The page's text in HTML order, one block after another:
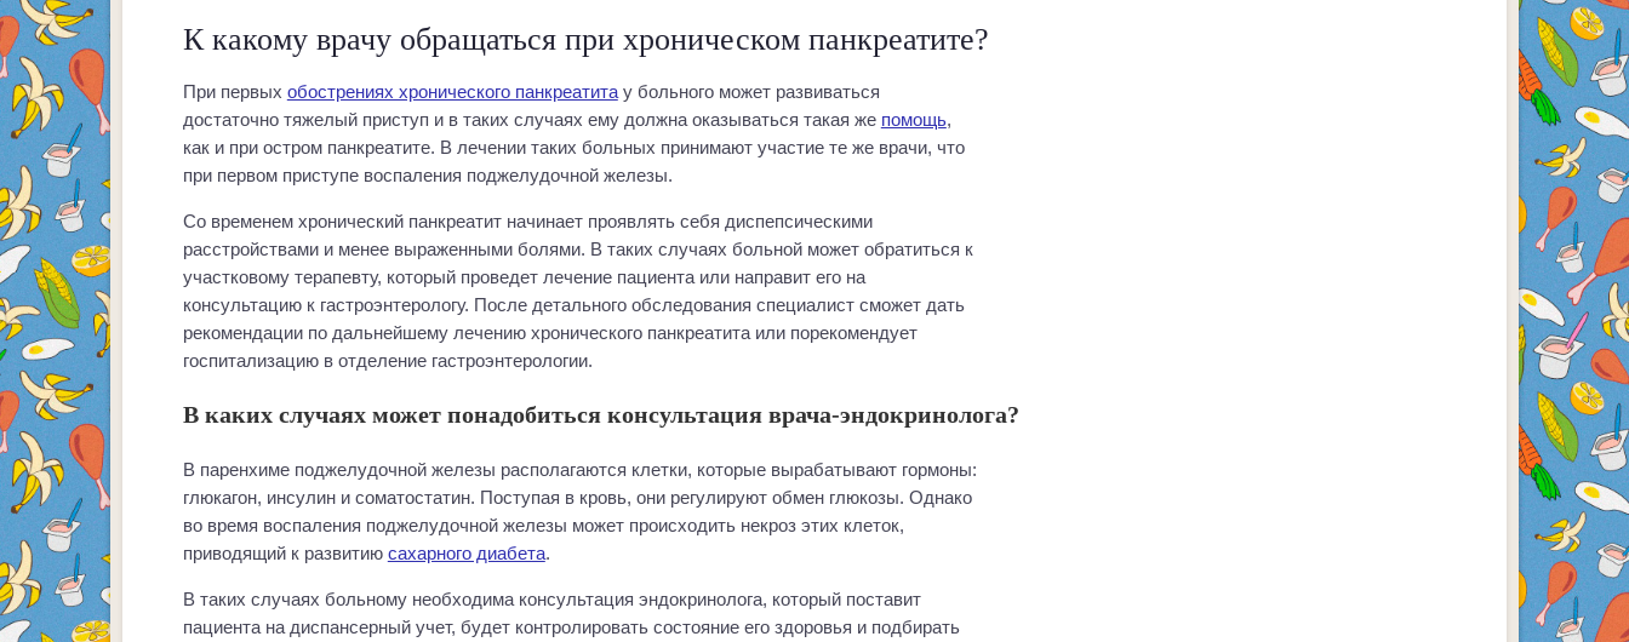
К какому врачу обращаться при хроническом панкреатите?
При первых обострениях хронического панкреатитау больного может развиваться
достаточно тяжелый приступ и в таких случаях ему должна оказываться такая же помощь,
как и при остром панкреатите. В лечении таких больных принимают участие те же врачи, что
при первом приступе воспаления поджелудочной железы.
Со временем хронический панкреатит начинает проявлять себя диспепсическими
расстройствами и менее выраженными болями. В таких случаях больной может обратиться к
участковому терапевту, который проведет лечение пациента или направит его на
консультацию к гастроэнтерологу. После детального обследования специалист сможет дать
рекомендации по дальнейшему лечению хронического панкреатита или порекомендует
госпитализацию в отделение гастроэнтерологии.
В каких случаях может понадобиться консультация врача-эндокринолога?
В паренхиме поджелудочной железы располагаются клетки, которые вырабатывают гормоны:
глюкагон, инсулин и соматостатин. Поступая в кровь, они регулируют обмен глюкозы. Однако
во время воспаления поджелудочной железы может происходить некроз этих клеток,
приводящий к развитию сахарного диабета.
В таких случаях больному необходима консультация эндокринолога, который поставит
пациента на диспансерный учет, будет контролировать состояние его здоровья и подбирать